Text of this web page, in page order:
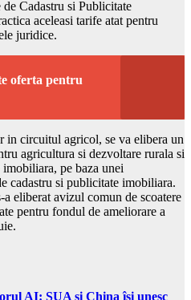
Cadastru si Publicitate
aceleasi tarife atat pentru
juridice.
oferta pentru
in circuitul agricol, se va elibera un
agricultura si dezvoltare rurala si
pe baza unei
cadastru si publicitate imobiliara.
eliberat avizul comun de scoatere
pentru fondul de ameliorare a
AI: SUA și China își unesc